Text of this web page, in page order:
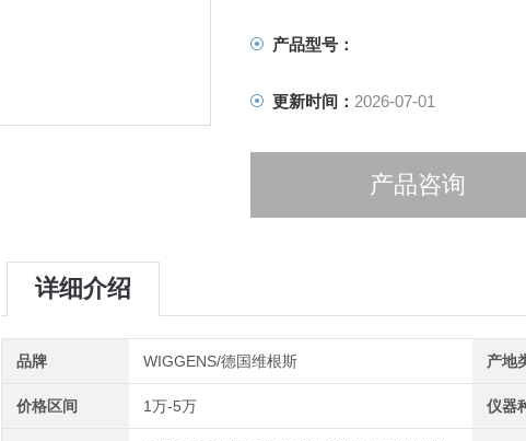
产品型号：
更新时间： 2026-07-01
产品咨询
详细介绍
品牌 WIGGENS/德国维根斯 产地
价格区间 1万-5万 仪器